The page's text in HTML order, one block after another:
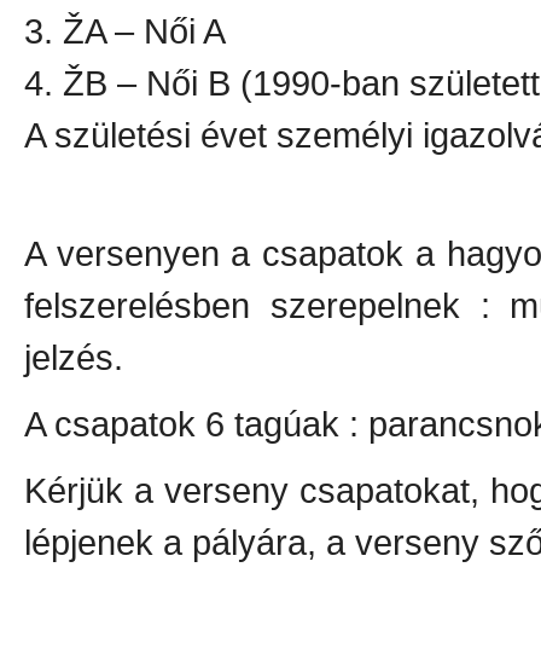
3. ŽA – Női A
4. ŽB – Női B (1990-ban
A születési évet személyi
A versenyen a csapatok a
felszerelésben szerepelnek :
jelzés.
A csapatok 6 tagúak :
Kérjük a verseny csapatokat,
lépjenek a pályára, a verseny